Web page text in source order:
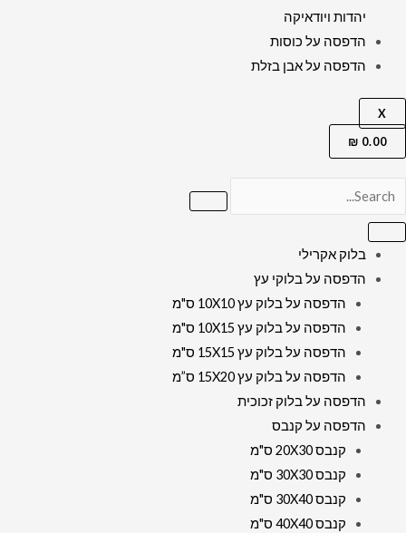
יהדות ויודאיקה
הדפסה על כוסות
הדפסה על אבן בזלת
X
0.00
₪
בלוק אקרילי
הדפסה על בלוקי עץ
הדפסה על בלוק עץ 10X10 ס"מ
הדפסה על בלוק עץ 10X15 ס"מ
הדפסה על בלוק עץ 15X15 ס"מ
הדפסה על בלוק עץ 15X20 ס”מ
הדפסה על בלוק זכוכית
הדפסה על קנבס
קנבס 20X30 ס"מ
קנבס 30X30 ס"מ
קנבס 30X40 ס"מ
קנבס 40X40 ס"מ